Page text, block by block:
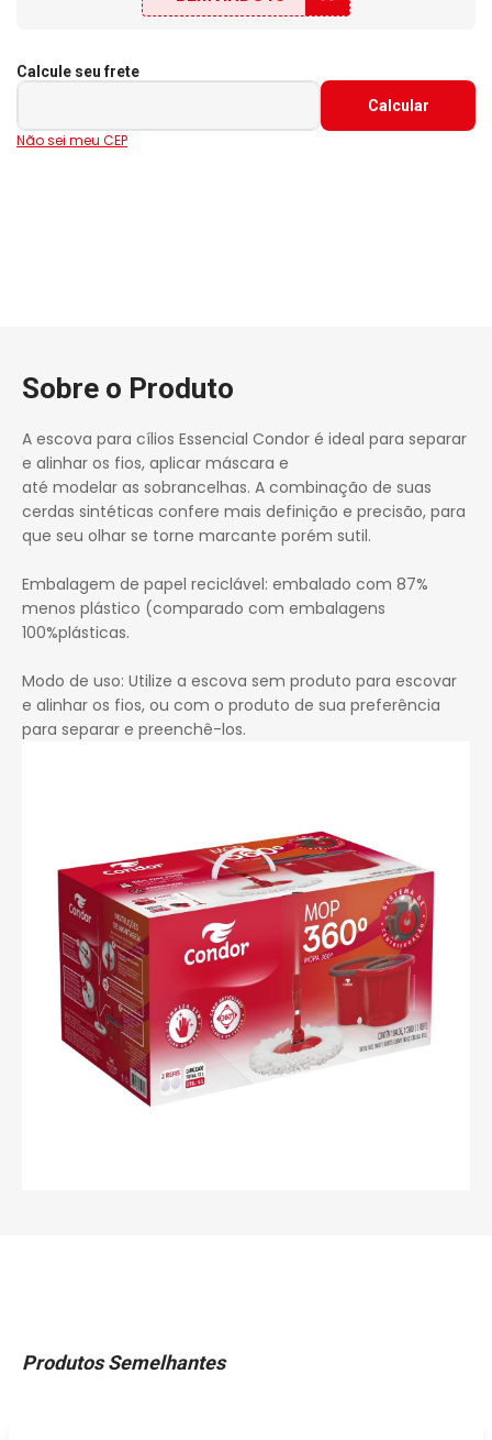
Calcule seu frete
Não sei meu CEP
Sobre o Produto
A escova para cílios Essencial Condor é ideal para separar
e alinhar os fios, aplicar máscara e
até modelar as sobrancelhas. A combinação de suas
cerdas sintéticas confere mais definição e precisão, para
que seu olhar se torne marcante porém sutil.
Embalagem de papel reciclável: embalado com 87%
menos plástico (comparado com embalagens
100%plásticas.
Modo de uso: Utilize a escova sem produto para escovar
e alinhar os fios, ou com o produto de sua preferência
para separar e preenchê-los.
Produtos Semelhantes